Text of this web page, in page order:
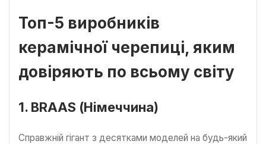
Топ-5 виробників
керамічної черепиці, яким
довіряють по всьому світу
1. BRAAS (Німеччина)
Справжній гігант з десятками моделей на будь-який